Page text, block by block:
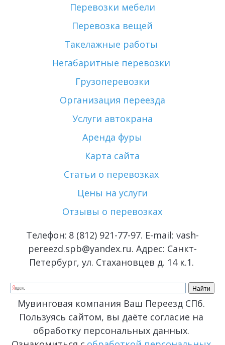
Перевозки мебели
Перевозка вещей
Такелажные работы
Негабаритные перевозки
Грузоперевозки
Организация переезда
Услуги автокрана
Аренда фуры
Карта сайта
Статьи о перевозках
Цены на услуги
Отзывы о перевозках
Телефон: 8 (812) 921-77-97. E-mail: vash-
pereezd.spb@yandex.ru. Адрес: Санкт-
Петербург, ул. Стахановцев д. 14 к.1.
Мувинговая компания Ваш Переезд СПб.
Пользуясь сайтом, вы даёте согласие на
обработку персональных данных.